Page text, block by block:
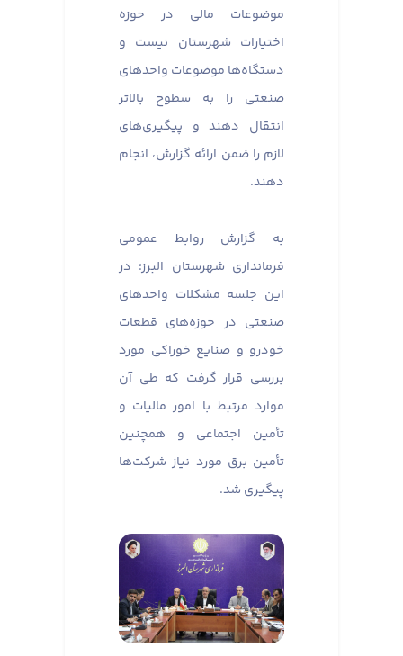
موضوعات مالی در حوزه
اختیارات شهرستان نیست و
دستگاه‌ها موضوعات واحدهای
صنعتی را به سطوح بالاتر
انتقال دهند و پیگیری‌های
لازم را ضمن ارائه گزارش، انجام
دهند.
به گزارش روابط عمومی
فرمانداری شهرستان البرز؛ در
این جلسه مشکلات واحدهای
صنعتی در حوزه‌های قطعات
خودرو و صنایع خوراکی مورد
بررسی قرار گرفت که طی آن
موارد مرتبط با امور مالیات و
تأمین اجتماعی و همچنین
تأمین برق مورد نیاز شرکت‌ها
پیگیری شد.